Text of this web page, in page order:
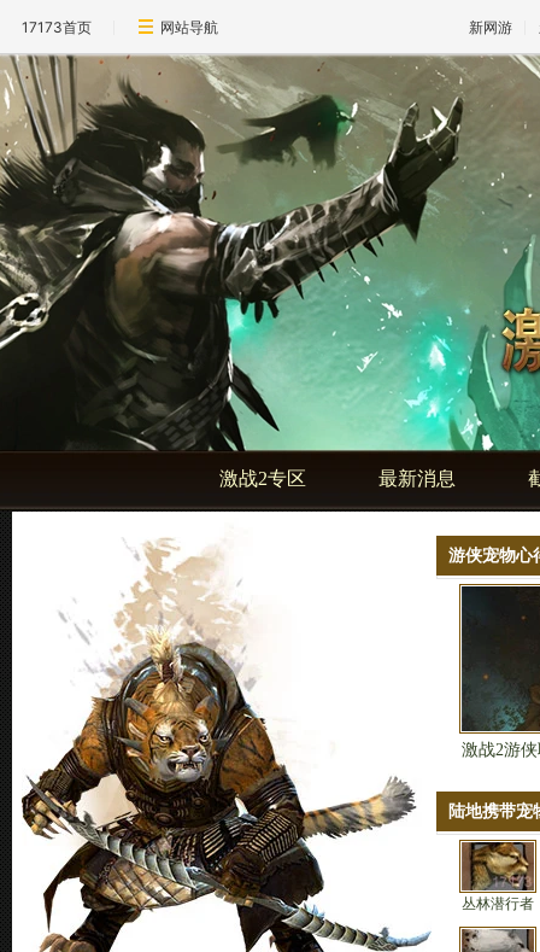
17173首页 网站导航 新网游
激战2专区 最新消息
游侠宠物心
激战2游
陆地携带宠
丛林潜行者